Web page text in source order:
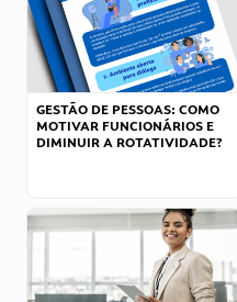
GESTÃO DE PESSOAS: COMO
MOTIVAR FUNCIONÁRIOS E
DIMINUIR A ROTATIVIDADE?